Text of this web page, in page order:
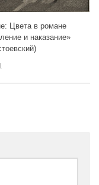
Цвета в романе
и наказание»